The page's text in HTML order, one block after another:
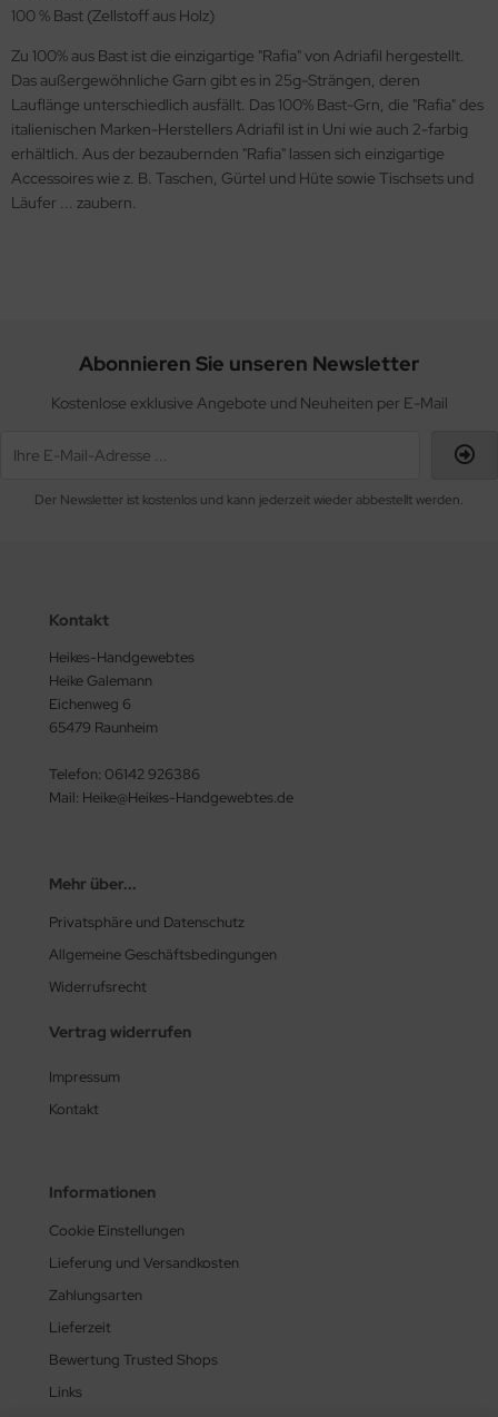
100 % Bast (Zellstoff aus Holz)
Zu 100% aus Bast ist die einzigartige "Rafia" von Adriafil hergestellt.
Das außergewöhnliche Garn gibt es in 25g-Strängen, deren
Lauflänge unterschiedlich ausfällt. Das 100% Bast-Grn, die "Rafia" des
italienischen Marken-Herstellers Adriafil ist in Uni wie auch 2-farbig
erhältlich. Aus der bezaubernden "Rafia" lassen sich einzigartige
Accessoires wie z. B. Taschen, Gürtel und Hüte sowie Tischsets und
Läufer ... zaubern.
Abonnieren Sie unseren Newsletter
Kostenlose exklusive Angebote und Neuheiten per E-Mail
Der Newsletter ist kostenlos und kann jederzeit wieder abbestellt werden.
Kontakt
Heikes-Handgewebtes
Heike Galemann
Eichenweg 6
65479 Raunheim
Telefon: 06142 926386
Mail: Heike@Heikes-Handgewebtes.de
Mehr über...
Privatsphäre und Datenschutz
Allgemeine Geschäftsbedingungen
Widerrufsrecht
Vertrag widerrufen
Impressum
Kontakt
Informationen
Cookie Einstellungen
Lieferung und Versandkosten
Zahlungsarten
Lieferzeit
Bewertung Trusted Shops
Links